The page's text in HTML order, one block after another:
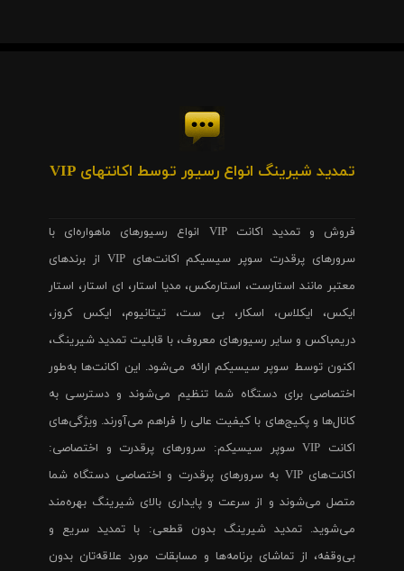
تمدید شیرینگ انواع رسیور توسط اکانتهای VIP
فروش و تمدید اکانت VIP انواع رسیورهای ماهواره‌ای با
سرورهای پرقدرت سوپر سیسیکم اکانت‌های VIP از برندهای
معتبر مانند استارست، استارمکس، مدیا استار، ای استار، استار
ایکس، ایکلاس، اسکار، بی ست، تیتانیوم، ایکس کروز،
دریمباکس و سایر رسیورهای معروف، با قابلیت تمدید شیرینگ،
اکنون توسط سوپر سیسیکم ارائه می‌شود. این اکانت‌ها به‌طور
اختصاصی برای دستگاه شما تنظیم می‌شوند و دسترسی به
کانال‌ها و پکیج‌های با کیفیت عالی را فراهم می‌آورند. ویژگی‌های
اکانت VIP سوپر سیسیکم: سرورهای پرقدرت و اختصاصی:
اکانت‌های VIP به سرورهای پرقدرت و اختصاصی دستگاه شما
متصل می‌شوند و از سرعت و پایداری بالای شیرینگ بهره‌مند
می‌شوید. تمدید شیرینگ بدون قطعی: با تمدید سریع و
بی‌وقفه، از تماشای برنامه‌ها و مسابقات مورد علاقه‌تان بدون